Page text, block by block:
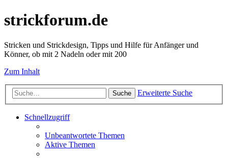
strickforum.de
Stricken und Strickdesign, Tipps und Hilfe für Anfänger und
Könner, ob mit 2 Nadeln oder mit 200
Zum Inhalt
Suche Erweiterte Suche
Schnellzugriff
Unbeantwortete Themen
Aktive Themen